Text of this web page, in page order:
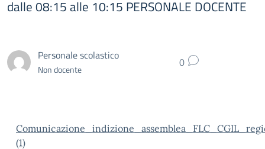
dalle 08:15 alle 10:15 PERSONALE DOCENTE
Personale scolastico
Non docente 0
(1)